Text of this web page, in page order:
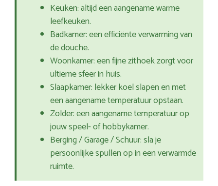
Keuken: altijd een aangename warme
leefkeuken.
Badkamer: een efficiënte verwarming van
de douche.
Woonkamer: een fijne zithoek zorgt voor
ultieme sfeer in huis.
Slaapkamer: lekker koel slapen en met
een aangename temperatuur opstaan.
Zolder: een aangename temperatuur op
jouw speel- of hobbykamer.
Berging / Garage / Schuur: sla je
persoonlijke spullen op in een verwarmde
ruimte.